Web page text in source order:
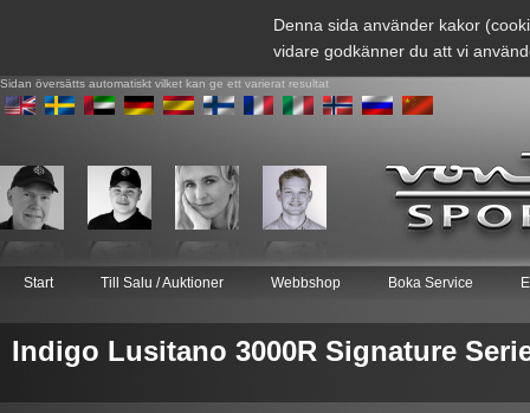
Denna sida använder kakor
vidare godkänner du att vi
Sidan översätts automatiskt vilket kan ge ett varierat resultat
Start Till Salu / Auktioner Webbshop Boka Service
Indigo Lusitano 3000R Signature